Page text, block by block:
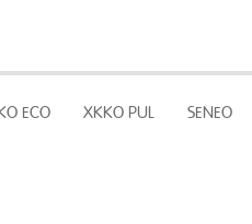
ECO XKKO PUL SENEO